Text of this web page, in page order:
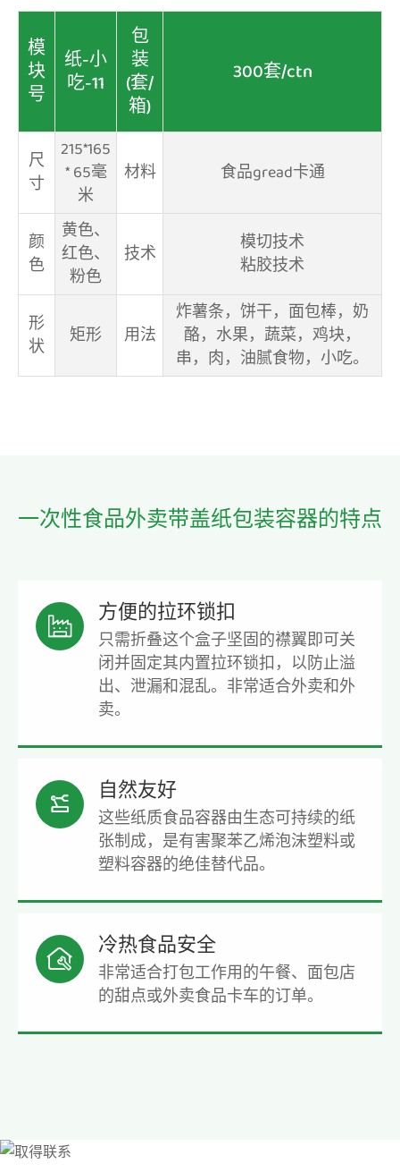
模
块
号
纸-小
吃-11
包
装
(套/
箱)
300套/ctn
尺
寸
215*165
* 65毫
米
材料 ‎食品gread卡通
颜
色
黄色、
红色、
粉色
技术
模切技术
粘胶技术
形
状
矩形 用法
炸薯条，饼干，面包棒，奶
酪，水果，蔬菜，鸡块，
串，肉，油腻食物，小吃。
一次性食品外卖带盖纸包装容器的特点
 方便的拉环锁扣
只需折叠这个盒子坚固的襟翼即可关
闭并固定其内置拉环锁扣，以防止溢
出、泄漏和混乱。非常适合外卖和外
卖。
 自然友好
这些纸质食品容器由生态可持续的纸
张制成，是有害聚苯乙烯泡沫塑料或
塑料容器的绝佳替代品。
 冷热食品安全
非常适合打包工作用的午餐、面包店
的甜点或外卖食品卡车的订单。